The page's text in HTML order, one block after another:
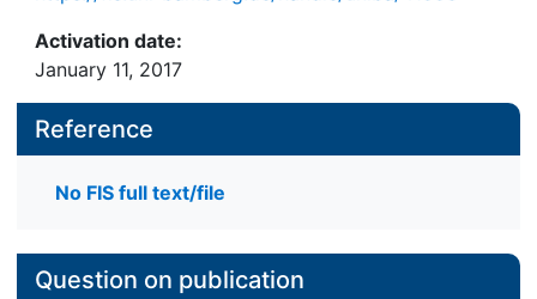
Activation date:
January 11, 2017
Reference
No FIS full text/file
Question on publication